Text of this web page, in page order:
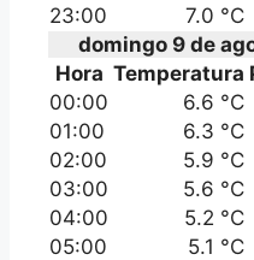
23:00
7.0 °C
domingo 9 de
Hora Temperatura
00:00
6.6 °C
01:00
6.3 °C
02:00
5.9 °C
03:00
5.6 °C
04:00
5.2 °C
05:00
5.1 °C